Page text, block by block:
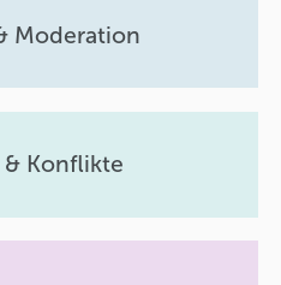
Moderation
Konflikte